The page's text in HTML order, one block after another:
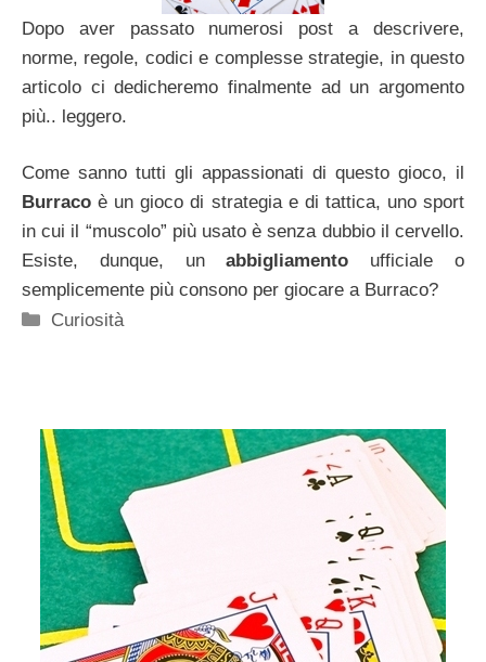
Dopo aver passato numerosi post a descrivere,
norme, regole, codici e complesse strategie, in questo
articolo ci dedicheremo finalmente ad un argomento
più.. leggero.
Come sanno tutti gli appassionati di questo gioco, il
Burraco è un gioco di strategia e di tattica, uno sport
in cui il “muscolo” più usato è senza dubbio il cervello.
Esiste, dunque, unabbigliamento ufficiale o
semplicemente più consono per giocare a Burraco?
Categorie
Curiosità